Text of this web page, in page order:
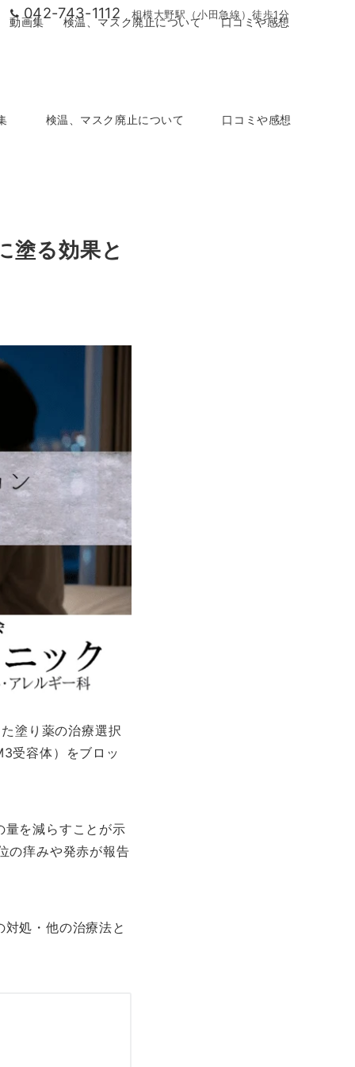
042-743-1112 相模大野駅（小田急線）徒歩1分
検温、マスク廃止について 口コミや感想
動画集 検温、マスク廃止について 口コミや感想
塗る効果と
塗り薬の治療選択
受容体）をブロッ
量を減らすことが示
の痒みや発赤が報告
処・他の治療法と